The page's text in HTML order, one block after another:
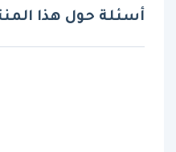
أسئلة حول هذا